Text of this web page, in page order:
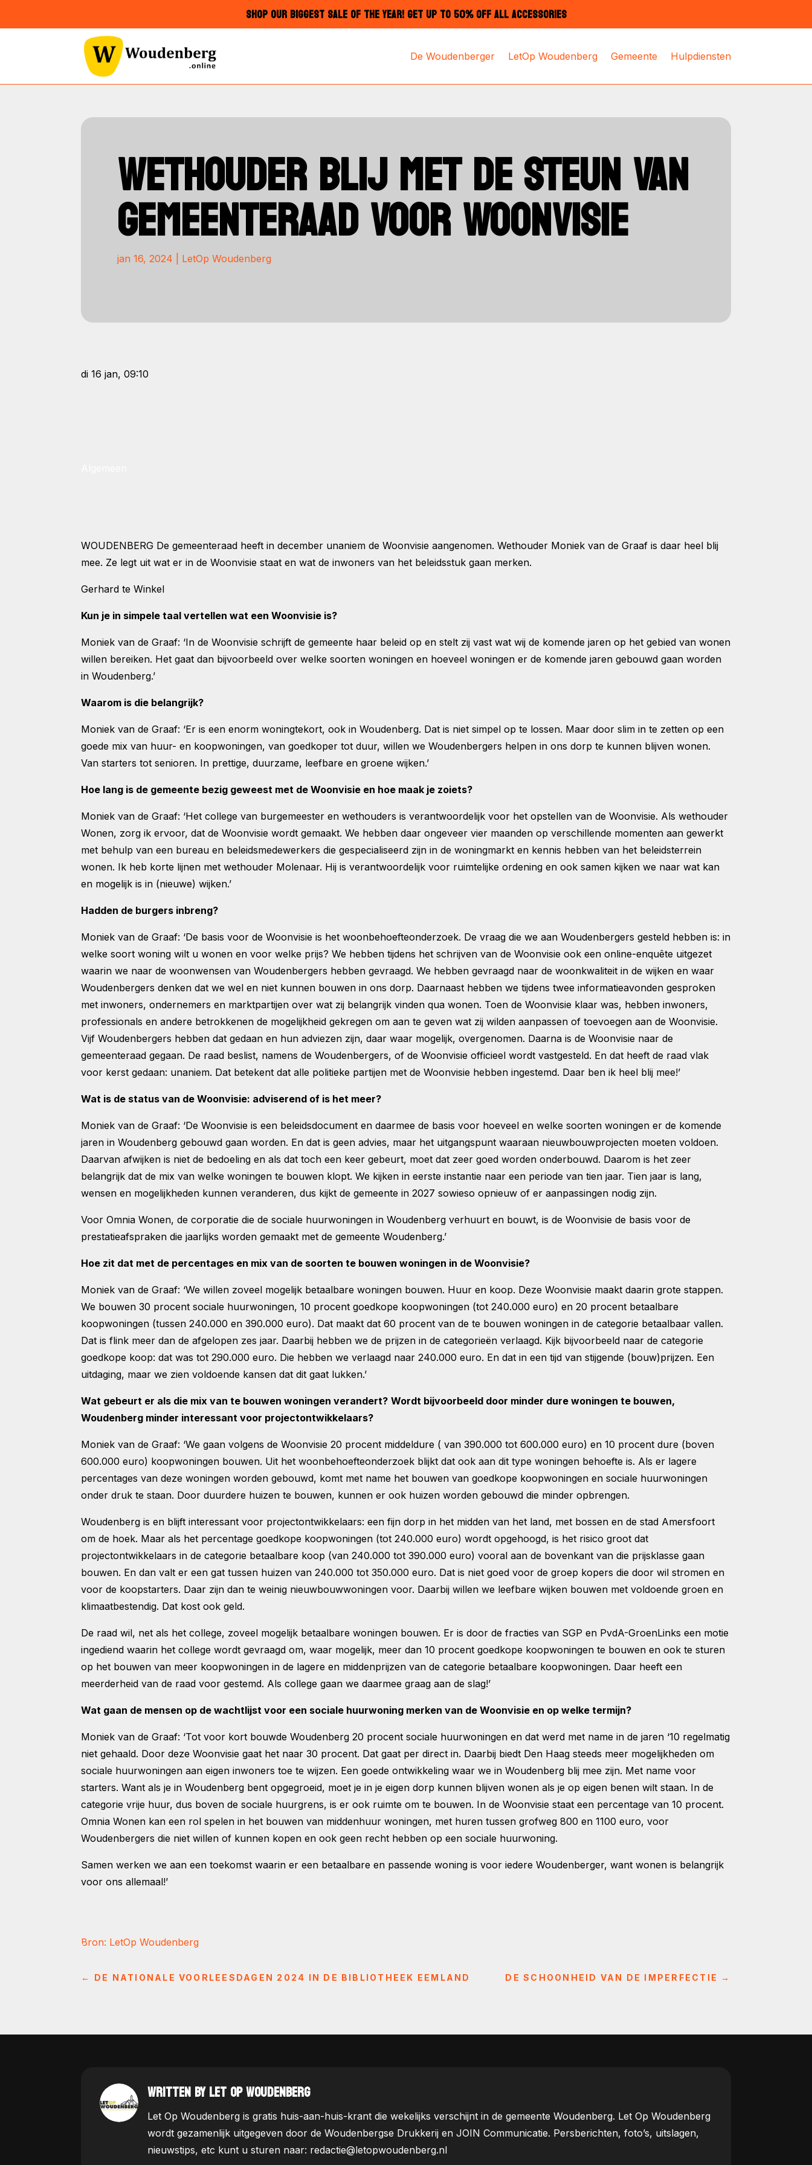
SHOP OUR BIGGEST SALE OF THE YEAR! GET UP TO 50% OFF ALL ACCESSORIES
De Woudenberger LetOp Woudenberg Gemeente Hulpdiensten
WETHOUDER BLIJ MET DE STEUN VAN
GEMEENTERAAD VOOR WOONVISIE
jan 16, 2024 LetOp Woudenberg
di 16 jan, 09:10
WOUDENBERG De gemeenteraad heeft in december unaniem de Woonvisie aangenomen. Wethouder Moniek van de Graaf is daar heel blij
mee. Ze legt uit wat er in de Woonvisie staat en wat de inwoners van het beleidsstuk gaan merken.
Gerhard te Winkel
Kun je in simpele taal vertellen wat een Woonvisie is?
Moniek van de Graaf: ‘In de Woonvisie schrijft de gemeente haar beleid op en stelt zij vast wat wij de komende jaren op het gebied van wonen
willen bereiken. Het gaat dan bijvoorbeeld over welke soorten woningen en hoeveel woningen er de komende jaren gebouwd gaan worden
in Woudenberg.’
Waarom is die belangrijk?
Moniek van de Graaf: ‘Er is een enorm woningtekort, ook in Woudenberg. Dat is niet simpel op te lossen. Maar door slim in te zetten op een
goede mix van huur- en koopwoningen, van goedkoper tot duur, willen we Woudenbergers helpen in ons dorp te kunnen blijven wonen.
Van starters tot senioren. In prettige, duurzame, leefbare en groene wijken.’
Hoe lang is de gemeente bezig geweest met de Woonvisie en hoe maak je zoiets?
Moniek van de Graaf: ‘Het college van burgemeester en wethouders is verantwoordelijk voor het opstellen van de Woonvisie. Als wethouder
Wonen, zorg ik ervoor, dat de Woonvisie wordt gemaakt. We hebben daar ongeveer vier maanden op verschillende momenten aan gewerkt
met behulp van een bureau en beleidsmedewerkers die gespecialiseerd zijn in de woningmarkt en kennis hebben van het beleidsterrein
wonen. Ik heb korte lijnen met wethouder Molenaar. Hij is verantwoordelijk voor ruimtelijke ordening en ook samen kijken we naar wat kan
en mogelijk is in (nieuwe) wijken.’
Hadden de burgers inbreng?
Moniek van de Graaf: ‘De basis voor de Woonvisie is het woonbehoefteonderzoek. De vraag die we aan Woudenbergers gesteld hebben is: in
welke soort woning wilt u wonen en voor welke prijs? We hebben tijdens het schrijven van de Woonvisie ook een online-enquête uitgezet
waarin we naar de woonwensen van Woudenbergers hebben gevraagd. We hebben gevraagd naar de woonkwaliteit in de wijken en waar
Woudenbergers denken dat we wel en niet kunnen bouwen in ons dorp. Daarnaast hebben we tijdens twee informatieavonden gesproken
met inwoners, ondernemers en marktpartijen over wat zij belangrijk vinden qua wonen. Toen de Woonvisie klaar was, hebben inwoners,
professionals en andere betrokkenen de mogelijkheid gekregen om aan te geven wat zij wilden aanpassen of toevoegen aan de Woonvisie.
Vijf Woudenbergers hebben dat gedaan en hun adviezen zijn, daar waar mogelijk, overgenomen. Daarna is de Woonvisie naar de
gemeenteraad gegaan. De raad beslist, namens de Woudenbergers, of de Woonvisie officieel wordt vastgesteld. En dat heeft de raad vlak
voor kerst gedaan: unaniem. Dat betekent dat alle politieke partijen met de Woonvisie hebben ingestemd. Daar ben ik heel blij mee!’
Wat is de status van de Woonvisie: adviserend of is het meer?
Moniek van de Graaf: ‘De Woonvisie is een beleidsdocument en daarmee de basis voor hoeveel en welke soorten woningen er de komende
jaren in Woudenberg gebouwd gaan worden. En dat is geen advies, maar het uitgangspunt waaraan nieuwbouwprojecten moeten voldoen.
Daarvan afwijken is niet de bedoeling en als dat toch een keer gebeurt, moet dat zeer goed worden onderbouwd. Daarom is het zeer
belangrijk dat de mix van welke woningen te bouwen klopt. We kijken in eerste instantie naar een periode van tien jaar. Tien jaar is lang,
wensen en mogelijkheden kunnen veranderen, dus kijkt de gemeente in 2027 sowieso opnieuw of er aanpassingen nodig zijn.
Voor Omnia Wonen, de corporatie die de sociale huurwoningen in Woudenberg verhuurt en bouwt, is de Woonvisie de basis voor de
prestatieafspraken die jaarlijks worden gemaakt met de gemeente Woudenberg.’
Hoe zit dat met de percentages en mix van de soorten te bouwen woningen in de Woonvisie?
Moniek van de Graaf: ‘We willen zoveel mogelijk betaalbare woningen bouwen. Huur en koop. Deze Woonvisie maakt daarin grote stappen.
We bouwen 30 procent sociale huurwoningen, 10 procent goedkope koopwoningen (tot 240.000 euro) en 20 procent betaalbare
koopwoningen (tussen 240.000 en 390.000 euro). Dat maakt dat 60 procent van de te bouwen woningen in de categorie betaalbaar vallen.
Dat is flink meer dan de afgelopen zes jaar. Daarbij hebben we de prijzen in de categorieën verlaagd. Kijk bijvoorbeeld naar de categorie
goedkope koop: dat was tot 290.000 euro. Die hebben we verlaagd naar 240.000 euro. En dat in een tijd van stijgende (bouw)prijzen. Een
uitdaging, maar we zien voldoende kansen dat dit gaat lukken.’
Wat gebeurt er als die mix van te bouwen woningen verandert? Wordt bijvoorbeeld door minder dure woningen te bouwen,
Woudenberg minder interessant voor projectontwikkelaars?
Moniek van de Graaf: ‘We gaan volgens de Woonvisie 20 procent middeldure ( van 390.000 tot 600.000 euro) en 10 procent dure (boven
600.000 euro) koopwoningen bouwen. Uit het woonbehoefteonderzoek blijkt dat ook aan dit type woningen behoefte is. Als er lagere
percentages van deze woningen worden gebouwd, komt met name het bouwen van goedkope koopwoningen en sociale huurwoningen
onder druk te staan. Door duurdere huizen te bouwen, kunnen er ook huizen worden gebouwd die minder opbrengen.
Woudenberg is en blijft interessant voor projectontwikkelaars: een fijn dorp in het midden van het land, met bossen en de stad Amersfoort
om de hoek. Maar als het percentage goedkope koopwoningen (tot 240.000 euro) wordt opgehoogd, is het risico groot dat
projectontwikkelaars in de categorie betaalbare koop (van 240.000 tot 390.000 euro) vooral aan de bovenkant van die prijsklasse gaan
bouwen. En dan valt er een gat tussen huizen van 240.000 tot 350.000 euro. Dat is niet goed voor de groep kopers die door wil stromen en
voor de koopstarters. Daar zijn dan te weinig nieuwbouwwoningen voor. Daarbij willen we leefbare wijken bouwen met voldoende groen en
klimaatbestendig. Dat kost ook geld.
De raad wil, net als het college, zoveel mogelijk betaalbare woningen bouwen. Er is door de fracties van SGP en PvdA-GroenLinks een motie
ingediend waarin het college wordt gevraagd om, waar mogelijk, meer dan 10 procent goedkope koopwoningen te bouwen en ook te sturen
op het bouwen van meer koopwoningen in de lagere en middenprijzen van de categorie betaalbare koopwoningen. Daar heeft een
meerderheid van de raad voor gestemd. Als college gaan we daarmee graag aan de slag!’
Wat gaan de mensen op de wachtlijst voor een sociale huurwoning merken van de Woonvisie en op welke termijn?
Moniek van de Graaf: ‘Tot voor kort bouwde Woudenberg 20 procent sociale huurwoningen en dat werd met name in de jaren ‘10 regelmatig
niet gehaald. Door deze Woonvisie gaat het naar 30 procent. Dat gaat per direct in. Daarbij biedt Den Haag steeds meer mogelijkheden om
sociale huurwoningen aan eigen inwoners toe te wijzen. Een goede ontwikkeling waar we in Woudenberg blij mee zijn. Met name voor
starters. Want als je in Woudenberg bent opgegroeid, moet je in je eigen dorp kunnen blijven wonen als je op eigen benen wilt staan. In de
categorie vrije huur, dus boven de sociale huurgrens, is er ook ruimte om te bouwen. In de Woonvisie staat een percentage van 10 procent.
Omnia Wonen kan een rol spelen in het bouwen van middenhuur woningen, met huren tussen grofweg 800 en 1100 euro, voor
Woudenbergers die niet willen of kunnen kopen en ook geen recht hebben op een sociale huurwoning.
Samen werken we aan een toekomst waarin er een betaalbare en passende woning is voor iedere Woudenberger, want wonen is belangrijk
voor ons allemaal!’
Bron: LetOp Woudenberg
← DE NATIONALE VOORLEESDAGEN 2024 IN DE BIBLIOTHEEK EEMLAND DE SCHOONHEID VAN DE IMPERFECTIE →
WRITTEN BY LET OP WOUDENBERG
Let Op Woudenberg is gratis huis-aan-huis-krant die wekelijks verschijnt in de gemeente Woudenberg. Let Op Woudenberg
wordt gezamenlijk uitgegeven door de Woudenbergse Drukkerij en JOIN Communicatie. Persberichten, foto’s, uitslagen,
nieuwstips, etc kunt u sturen naar: redactie@letopwoudenberg.nl